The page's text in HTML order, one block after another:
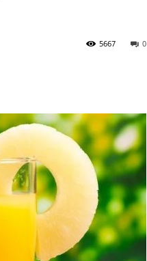
0
5667